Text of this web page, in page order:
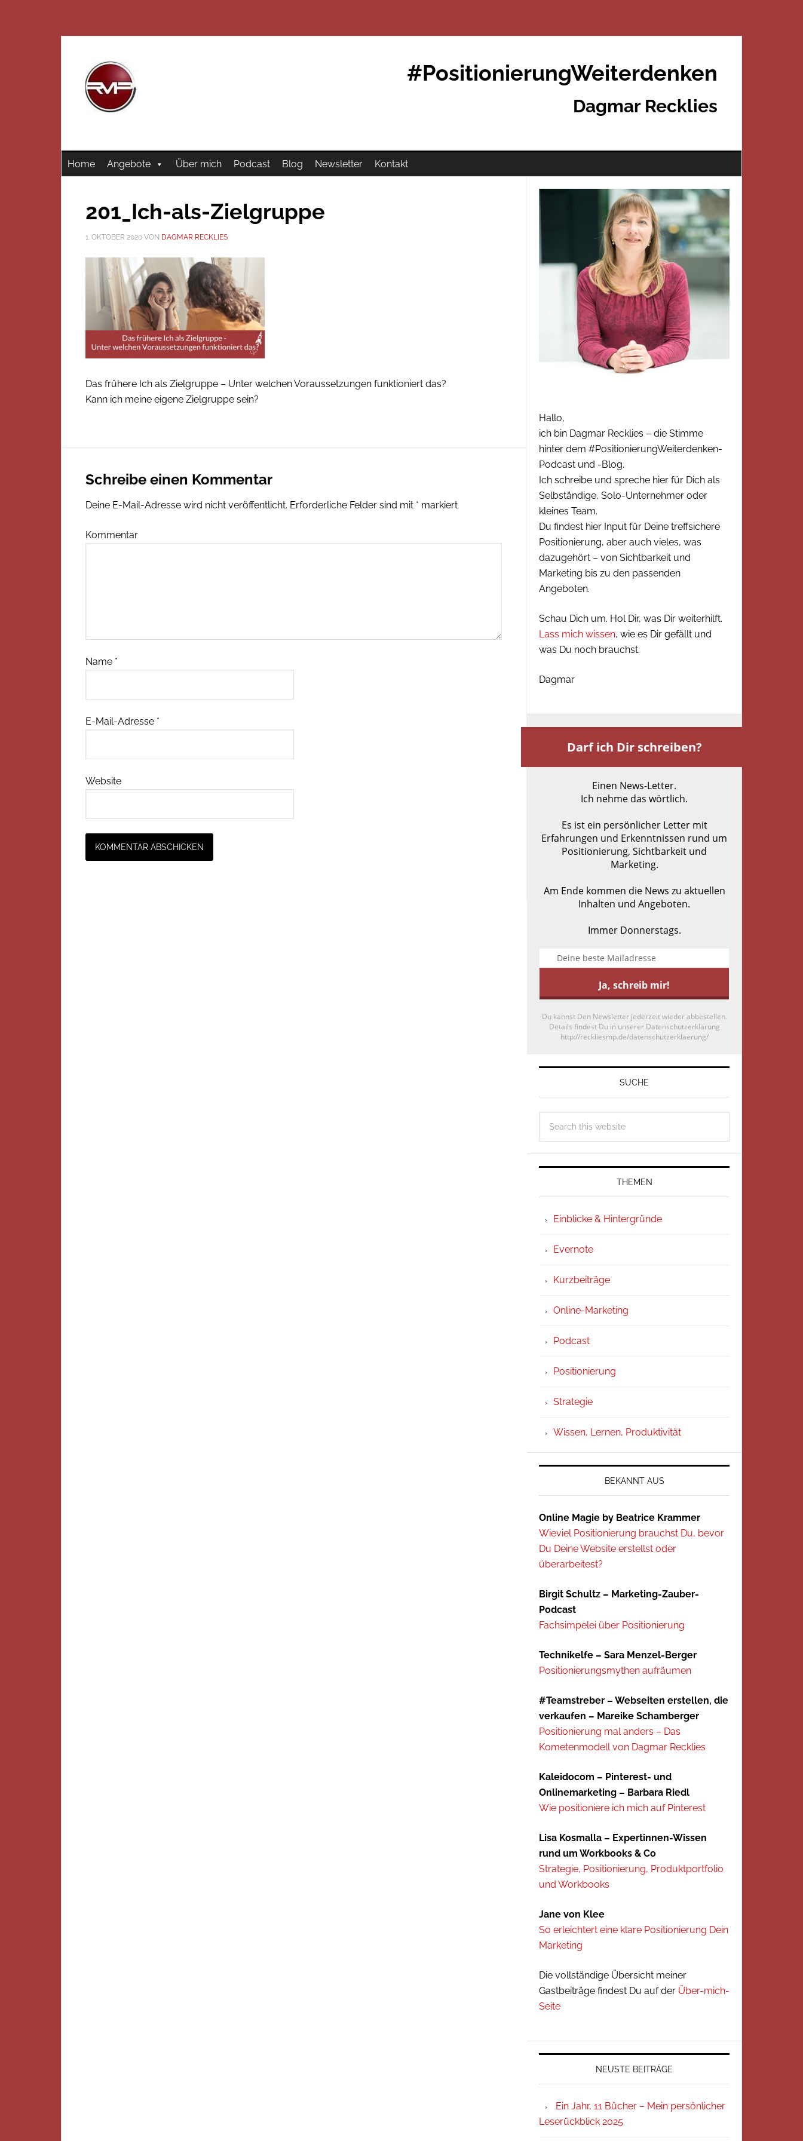
#PositionierungWeiterdenken
Dagmar Recklies
Home Angebote Über mich Podcast Blog Newsletter Kontakt
201_Ich-als-Zielgruppe
1. OKTOBER 2020 VON DAGMAR RECKLIES
Das frühere Ich als Zielgruppe – Unter welchen Voraussetzungen funktioniert das?
Kann ich meine eigene Zielgruppe sein?
Schreibe einen Kommentar
Deine E-Mail-Adresse wird nicht veröffentlicht. Erforderliche Felder sind mit * markiert
Kommentar
Name *
E-Mail-Adresse *
Website
Hallo,
ich bin Dagmar Recklies – die Stimme
hinter dem #PositionierungWeiterdenken-
Podcast und -Blog.
Ich schreibe und spreche hier für Dich als
Selbständige, Solo-Unternehmer oder
kleines Team.
Du findest hier Input für Deine treffsichere
Positionierung, aber auch vieles, was
dazugehört – von Sichtbarkeit und
Marketing bis zu den passenden
Angeboten.
Schau Dich um. Hol Dir, was Dir weiterhilft.
Lass mich wissen, wie es Dir gefällt und
was Du noch brauchst.
Dagmar
Darf ich Dir schreiben?
Einen News-Letter.
Ich nehme das wörtlich.
Es ist ein persönlicher Letter mit
Erfahrungen und Erkenntnissen rund um
Positionierung, Sichtbarkeit und
Marketing.
Am Ende kommen die News zu aktuellen
Inhalten und Angeboten.
Immer Donnerstags.
Du kannst Den Newsletter jederzeit wieder abbestellen.
Details findest Du in unserer Datenschutzerklärung
http://reckliesmp.de/datenschutzerklaerung/
SUCHE
THEMEN
Einblicke & Hintergründe
Evernote
Kurzbeiträge
Online-Marketing
Podcast
Positionierung
Strategie
Wissen, Lernen, Produktivität
BEKANNT AUS
Online Magie by Beatrice Krammer
Wieviel Positionierung brauchst Du, bevor
Du Deine Website erstellst oder
überarbeitest?
Birgit Schultz – Marketing-Zauber-
Podcast
Fachsimpelei über Positionierung
Technikelfe – Sara Menzel-Berger
Positionierungsmythen aufräumen
#Teamstreber – Webseiten erstellen, die
verkaufen – Mareike Schamberger
Positionierung mal anders – Das
Kometenmodell von Dagmar Recklies
Kaleidocom – Pinterest- und
Onlinemarketing – Barbara Riedl
Wie positioniere ich mich auf Pinterest
Lisa Kosmalla – Expertinnen-Wissen
rund um Workbooks & Co
Strategie, Positionierung, Produktportfolio
und Workbooks
Jane von Klee
So erleichtert eine klare Positionierung Dein
Marketing
Die vollständige Übersicht meiner
Gastbeiträge findest Du auf der Über-mich-
Seite
NEUSTE BEITRÄGE
Ein Jahr, 11 Bücher – Mein persönlicher
Leserückblick 2025